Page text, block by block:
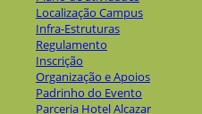
Localização Campus
Infra-Estruturas
Regulamento
Inscrição
Organização e Apoios
Padrinho do Evento
Parceria Hotel Alcazar